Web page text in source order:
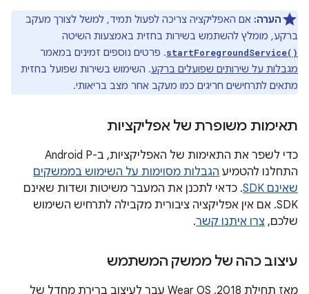
הערה: אם האפליקציה צריכה לפעול תמיד, למשל לצורך מעקב
ברקע, מומלץ להשתמש בשירות בחזית באמצעות השיטה
startForegroundService(). פרטים נוספים זמינים במאמר
מגבלות על שירותים שפועלים ברקע. השימוש בשירות שפועל בחזית
מתאים לתרחישים חריגים כמו מעקב אחר מצב בריאותי.
תאימות משופרת של אפליקציות
כדי לשפר את התאימות של האפליקציות, ב-Android P
התחלנו להטמיע הגבלות מסוימות על השימוש בממשקים
שאינם SDK
. כדאי לתכנן את המעבר משיטות ושדות שאינם
SDK. אם אין אפליקציה ציבורית מקבילה לתרחיש השימוש
שלכם, צרו איתנו קשר.
עיצוב כהה של ממשק המשתמש
מאז תחילת 2018, Wear OS עבר לעיצוב ברירת מחדל של